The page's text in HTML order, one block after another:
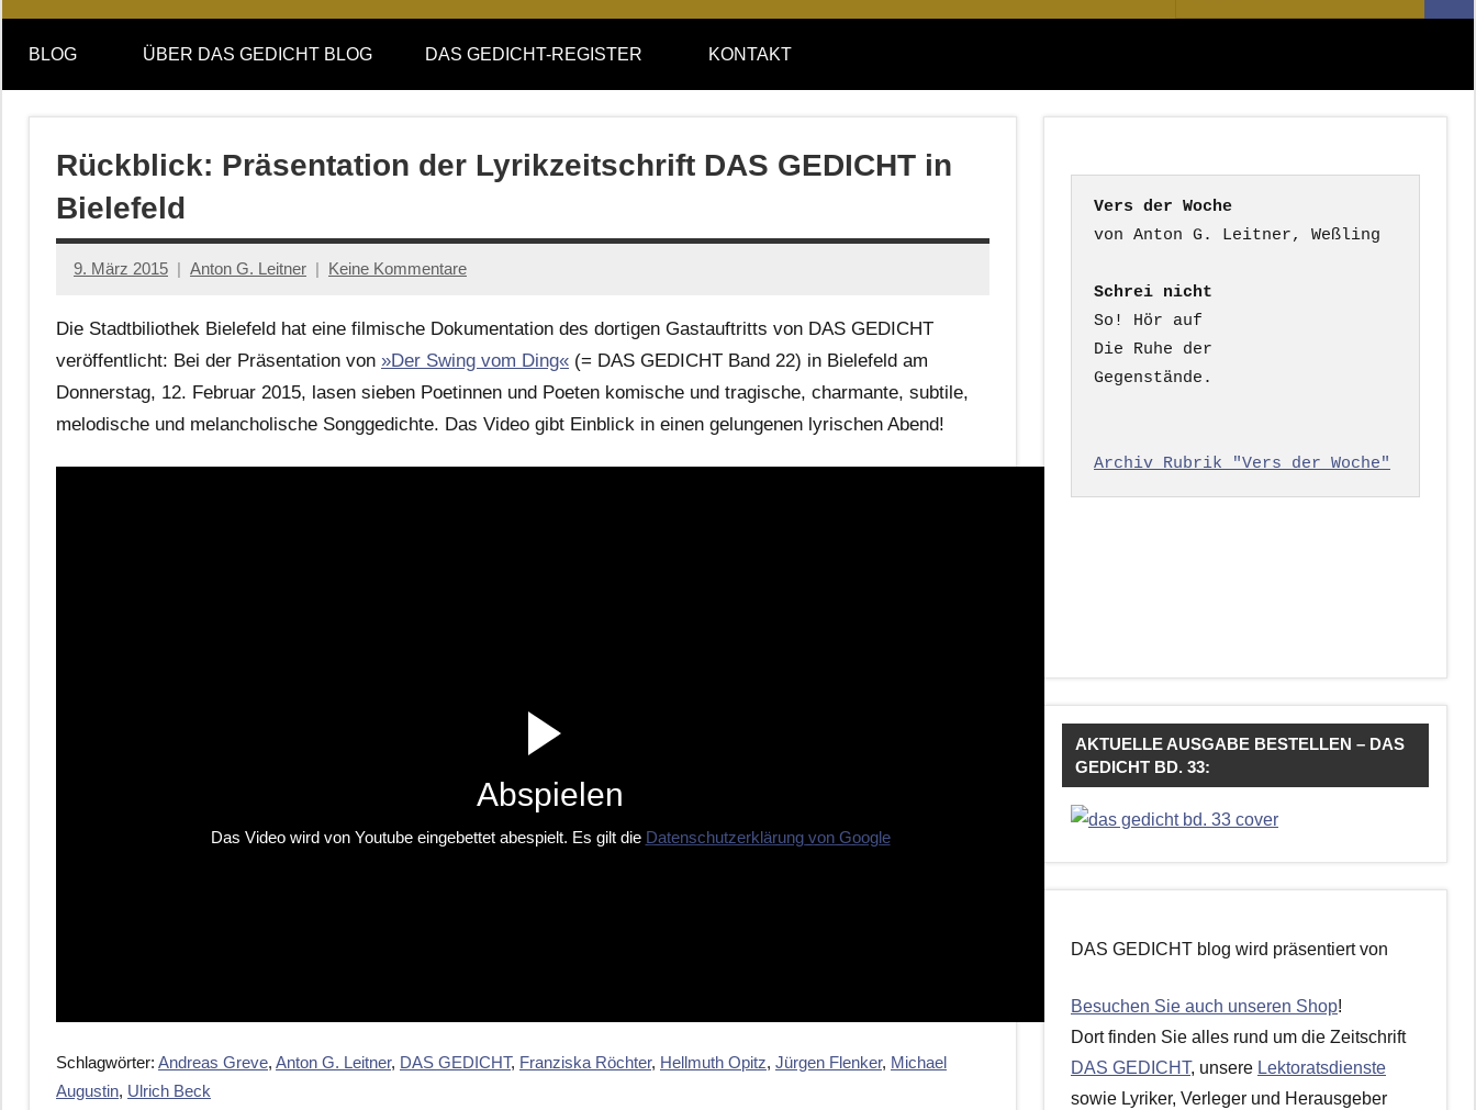
DAS
GEDICHT
blog
DAS
GEDICHT.
Zeitschrift
nach:
BLOG ÜBER DAS GEDICHT BLOG DAS GEDICHT-REGISTER KONTAKT
Rückblick: Präsentation der Lyrikzeitschrift DAS GEDICHT in
Bielefeld
9. März 2015 Anton G. Leitner Keine Kommentare
Die Stadtbiliothek Bielefeld hat eine filmische Dokumentation des dortigen Gastauftritts von DAS GEDICHT
veröffentlicht: Bei der Präsentation von »Der Swing vom Ding« (= DAS GEDICHT Band 22) in Bielefeld am
Donnerstag, 12. Februar 2015, lasen sieben Poetinnen und Poeten komische und tragische, charmante, subtile,
melodische und melancholische Songgedichte. Das Video gibt Einblick in einen gelungenen lyrischen Abend!
Abspielen
Das Video wird von Youtube eingebettet abespielt. Es gilt die Datenschutzerklärung von Google
Schlagwörter: Andreas Greve, Anton G. Leitner, DAS GEDICHT, Franziska Röchter, Hellmuth Opitz, Jürgen Flenker, Michael
Augustin, Ulrich Beck
Vers der Woche
Schrei nicht
So! Hör auf
Die Ruhe der
Gegenstände.
Archiv Rubrik "Vers der Woche"
AKTUELLE AUSGABE BESTELLEN – DAS
GEDICHT BD. 33:
DAS GEDICHT blog wird präsentiert von
Besuchen Sie auch unseren Shop!
Dort finden Sie alles rund um die Zeitschrift
DAS GEDICHT, unsere Lektoratsdienste
sowie Lyriker, Verleger und Herausgeber